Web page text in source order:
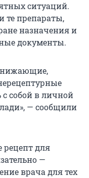
ситуаций.
те препараты,
назначения и
документы.
собой в личной
— сообщили
рецепт для
—
врача для тех